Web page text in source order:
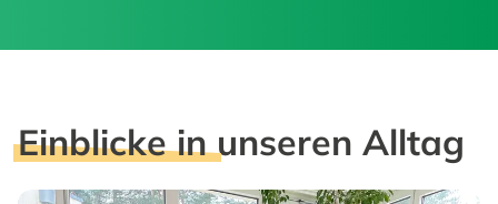
Einblicke inunseren Alltag